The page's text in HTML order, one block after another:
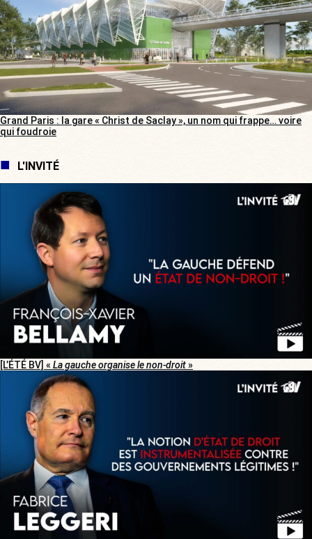
Grand Paris : la gare « Christ de Saclay », un nom qui frappe… voire
qui foudroie
L'INVITÉ
[L’ÉTÉ BV] « La gauche organise le non-droit»